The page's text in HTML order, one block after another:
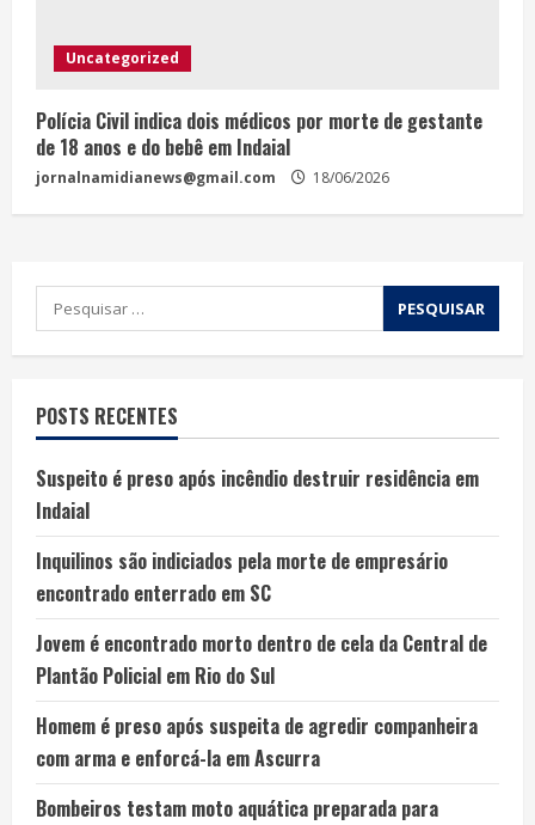
Uncategorized
Polícia Civil indica dois médicos por morte de gestante
de 18 anos e do bebê em Indaial
jornalnamidianews@gmail.com 18/06/2026
POSTS RECENTES
Suspeito é preso após incêndio destruir residência em
Indaial
Inquilinos são indiciados pela morte de empresário
encontrado enterrado em SC
Jovem é encontrado morto dentro de cela da Central de
Plantão Policial em Rio do Sul
Homem é preso após suspeita de agredir companheira
com arma e enforcá-la em Ascurra
Bombeiros testam moto aquática preparada para